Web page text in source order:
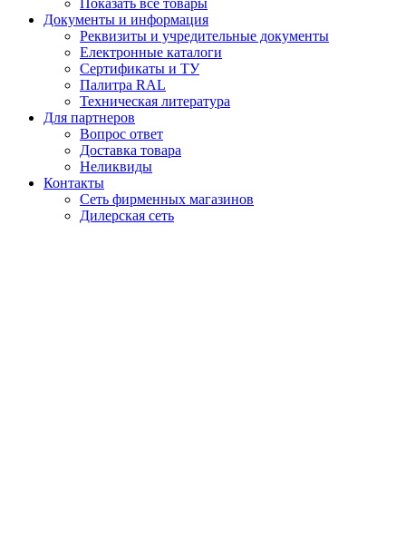
Показать все товары
Документы и информация
Реквизиты и учредительные документы
Електронные каталоги
Сертификаты и ТУ
Палитра RAL
Техническая литература
Для партнеров
Вопрос ответ
Доставка товара
Неликвиды
Контакты
Сеть фирменных магазинов
Дилерская сеть